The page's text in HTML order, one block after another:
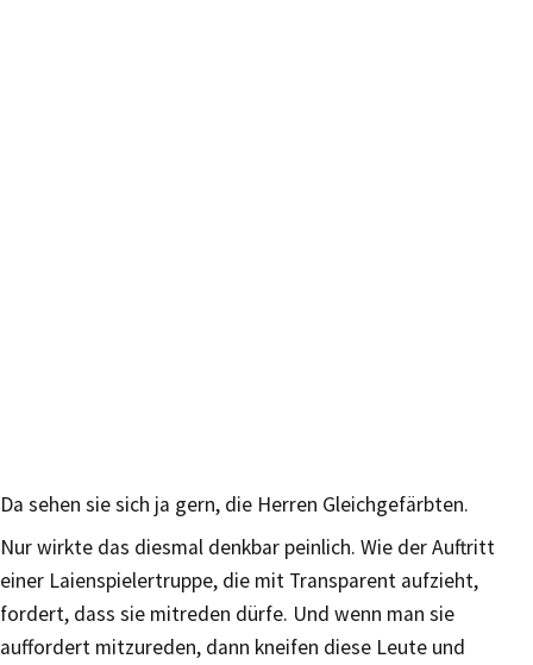
Da sehen sie sich ja gern, die Herren Gleichgefärbten.
Nur wirkte das diesmal denkbar peinlich. Wie der Auftritt
einer Laienspielertruppe, die mit Transparent aufzieht,
fordert, dass sie mitreden dürfe. Und wenn man sie
auffordert mitzureden, dann kneifen diese Leute und